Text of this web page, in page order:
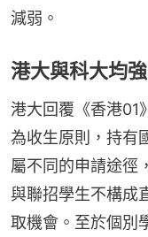
減弱。
港大與科大均
港大回覆《香港01
為收生原則，持有
屬不同的申請途徑
與聯招學生不構成
取機會。至於個別